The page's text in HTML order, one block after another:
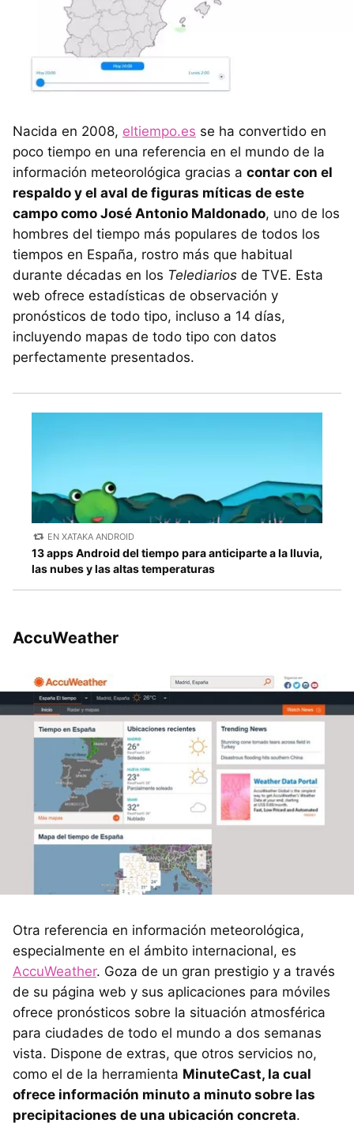
Nacida en 2008, eltiempo.es se ha convertido en
poco tiempo en una referencia en el mundo de la
información meteorológica gracias a contar con el
respaldo y el aval de figuras míticas de este
campo como José Antonio Maldonado, uno de los
hombres del tiempo más populares de todos los
tiempos en España, rostro más que habitual
durante décadas en los Telediarios de TVE. Esta
web ofrece estadísticas de observación y
pronósticos de todo tipo, incluso a 14 días,
incluyendo mapas de todo tipo con datos
perfectamente presentados.
EN XATAKA ANDROID
13 apps Android del tiempo para anticiparte a la lluvia,
las nubes y las altas temperaturas
AccuWeather
Otra referencia en información meteorológica,
especialmente en el ámbito internacional, es
AccuWeather. Goza de un gran prestigio y a través
de su página web y sus aplicaciones para móviles
ofrece pronósticos sobre la situación atmosférica
para ciudades de todo el mundo a dos semanas
vista. Dispone de extras, que otros servicios no,
como el de la herramienta MinuteCast, la cual
ofrece información minuto a minuto sobre las
precipitaciones de una ubicación concreta.